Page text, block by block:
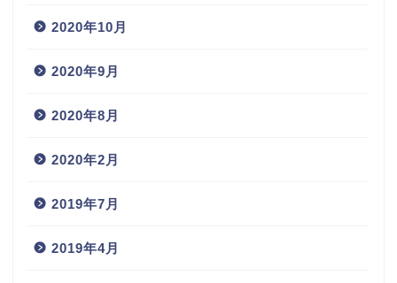
2020年10月
2020年9月
2020年8月
2020年2月
2019年7月
2019年4月